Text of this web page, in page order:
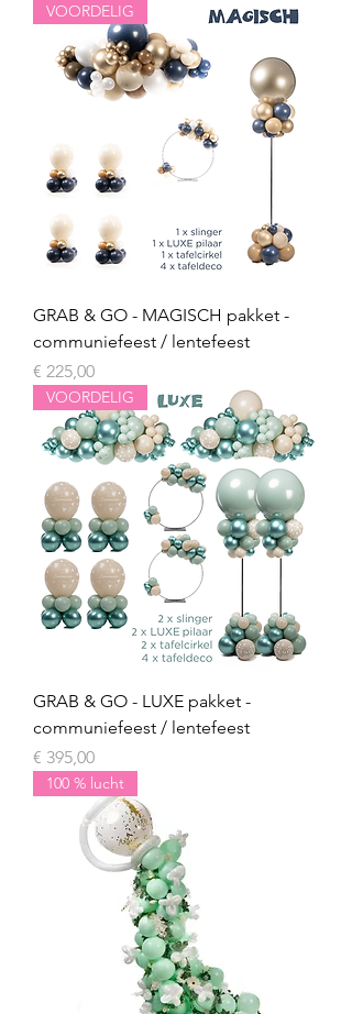
VOORDELIG
GRAB & GO - MAGISCH pakket -
communiefeest / lentefeest
Prijs
€ 225,00
VOORDELIG
GRAB & GO - LUXE pakket -
communiefeest / lentefeest
Prijs
€ 395,00
100 % lucht